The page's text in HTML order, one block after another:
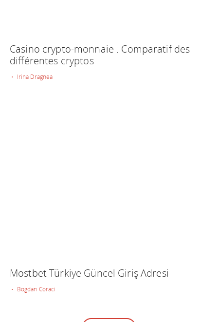
Casino crypto-monnaie : Comparatif des
différentes cryptos
• Irina Dragnea
Mostbet Türkiye Güncel Giriş Adresi
• Bogdan Coraci